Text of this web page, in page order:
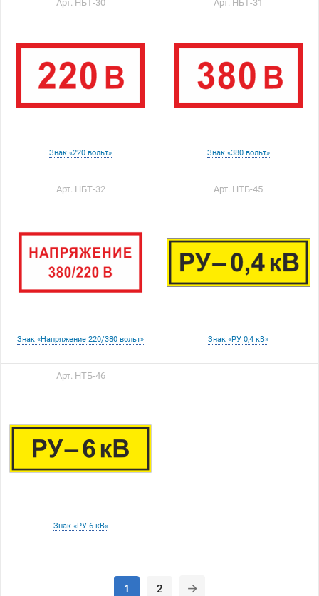
Арт. НБТ-30
Знак «220 вольт»
Арт. НБТ-31
Знак «380 вольт»
Арт. НБТ-32
Знак «Напряжение 220/380 вольт»
Арт. НТБ-45
Знак «РУ 0,4 кВ»
Арт. НТБ-46
Знак «РУ 6 кВ»
1 2